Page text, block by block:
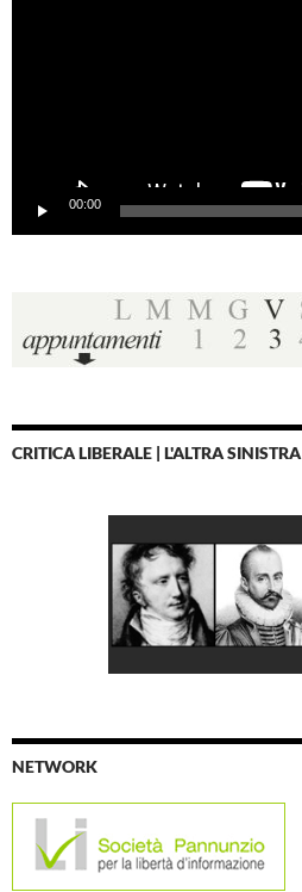
00:00
CRITICA LIBERALE | L'ALTRA SINISTRA
NETWORK